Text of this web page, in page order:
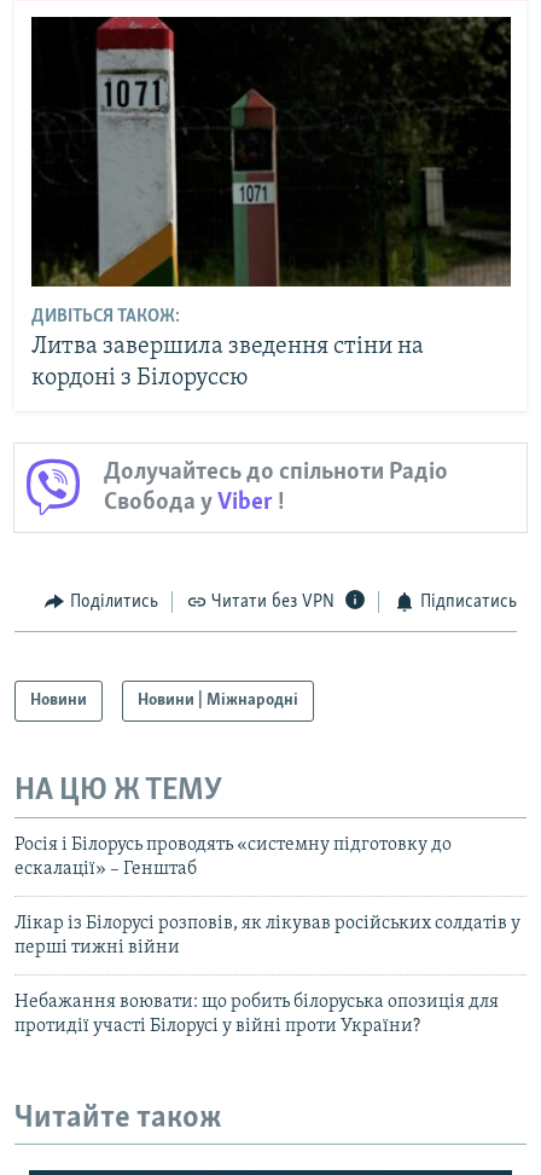
ДИВІТЬСЯ ТАКОЖ:
Литва завершила зведення стіни на
кордоні з Білоруссю
Долучайтесь до спільноти Радіо
Свобода уViber !
Поділитись Читати без VPN Підписатись
Новини Новини | Міжнародні
НА ЦЮ Ж ТЕМУ
Росія і Білорусь проводять «системну підготовку до
ескалації» – Генштаб
Лікар із Білорусі розповів, як лікував російських солдатів у
перші тижні війни
Небажання воювати: що робить білоруська опозиція для
протидії участі Білорусі у війні проти України?
Читайте також